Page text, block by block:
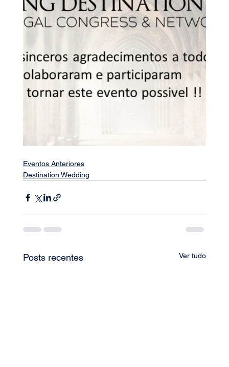
Eventos Anteriores
Destination Wedding
Posts recentes Ver tudo